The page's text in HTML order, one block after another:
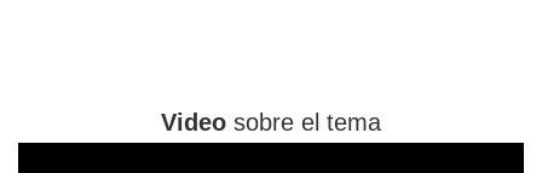
Video sobre el tema